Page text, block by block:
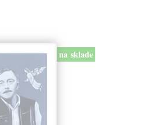
na sklade